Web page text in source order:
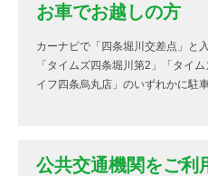
お車でお越しの方
カーナビで「四条堀川交差点」と
「タイムズ四条堀川第2」「タイ
イフ四条烏丸店」のいずれかに駐
公共交通機関をご利